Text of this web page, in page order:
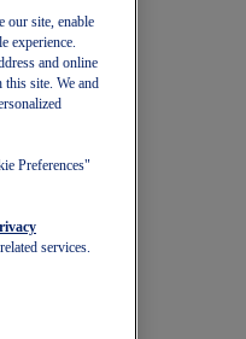
our site, enable
experience.
and online
site. We and
Preferences"
services.